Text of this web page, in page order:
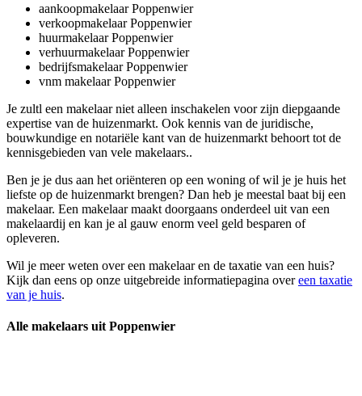
aankoopmakelaar Poppenwier
verkoopmakelaar Poppenwier
huurmakelaar Poppenwier
verhuurmakelaar Poppenwier
bedrijfsmakelaar Poppenwier
vnm makelaar Poppenwier
Je zultl een makelaar niet alleen inschakelen voor zijn diepgaande
expertise van de huizenmarkt. Ook kennis van de juridische,
bouwkundige en notariële kant van de huizenmarkt behoort tot de
kennisgebieden van vele makelaars..
Ben je je dus aan het oriënteren op een woning of wil je je huis het
liefste op de huizenmarkt brengen? Dan heb je meestal baat bij een
makelaar. Een makelaar maakt doorgaans onderdeel uit van een
makelaardij en kan je al gauw enorm veel geld besparen of
opleveren.
Wil je meer weten over een makelaar en de taxatie van een huis?
Kijk dan eens op onze uitgebreide informatiepagina overeen taxatie
van je huis.
Alle makelaars uit Poppenwier